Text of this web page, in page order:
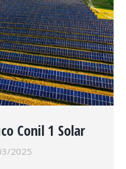
Conil 1 Solar
2025